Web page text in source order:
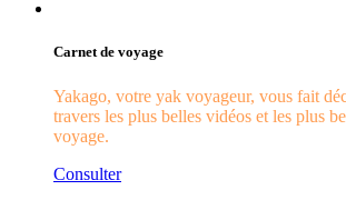
Carnet de voyage
Yakago, votre yak voyageur, vous fait
travers les plus belles vidéos et les plus
voyage.
Consulter